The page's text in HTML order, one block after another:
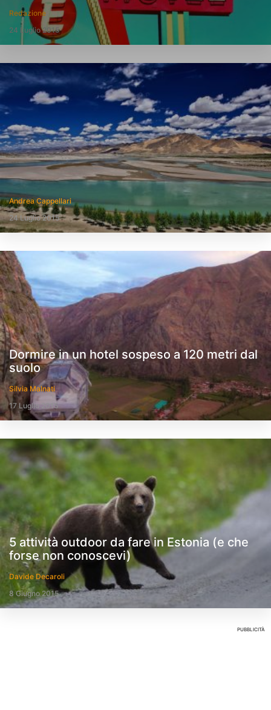
Redazione
24 Luglio 2015
Andrea Cappellari
24 Luglio 2015
Dormire in un hotel sospeso a 120 metri dal
suolo
Silvia Malnati
17 Luglio 2015
5 attività outdoor da fare in Estonia (e che
forse non conoscevi)
Davide Decaroli
8 Giugno 2015
PUBBLICITÀ